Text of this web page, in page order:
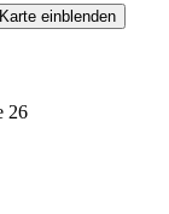
Karte einblenden
26